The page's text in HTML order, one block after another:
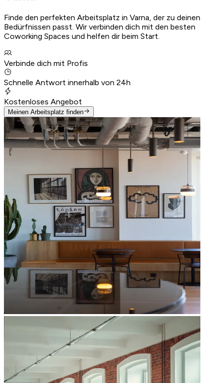
Finde den perfekten Arbeitsplatz in Varna, der zu deinen
Bedürfnissen passt. Wir verbinden dich mit den besten
Coworking Spaces und helfen dir beim Start.
Verbinde dich mit Profis
Schnelle Antwort innerhalb von 24h
Kostenloses Angebot
Meinen Arbeitsplatz finden